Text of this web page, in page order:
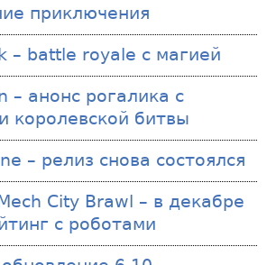
приключения
– battle royale с магией
– анонс рогалика с
королевской битвы
– релиз снова состоялся
City Brawl – в декабре
с роботами